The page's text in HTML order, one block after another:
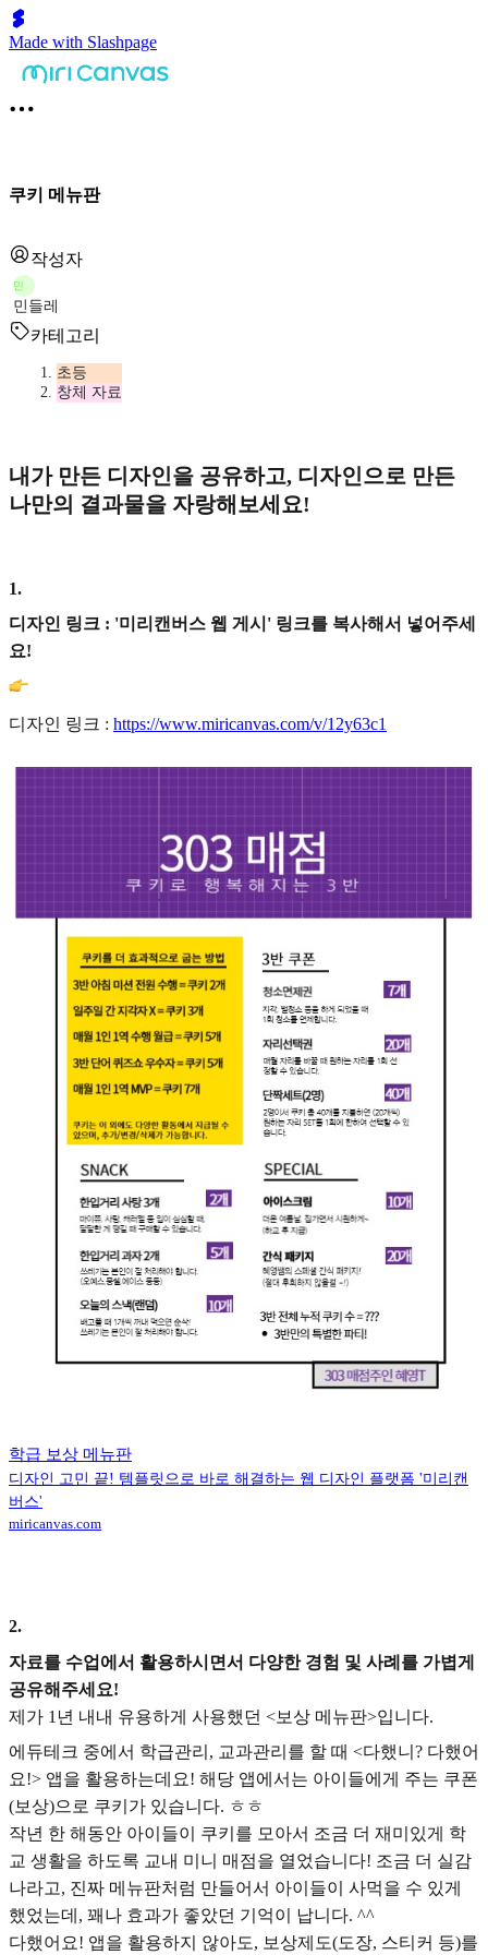
Made with Slashpage
쿠키 메뉴판
작성자
민
민들레
카테고리
초등
창체 자료
내가 만든 디자인을 공유하고, 디자인으로 만든
나만의 결과물을 자랑해보세요!
1.
디자인 링크 : '미리캔버스 웹 게시' 링크를 복사해서 넣어주세
요!
디자인 링크 : https://www.miricanvas.com/v/12y63c1
학급 보상 메뉴판
디자인 고민 끝! 템플릿으로 바로 해결하는 웹 디자인 플랫폼 '미리캔
버스'
miricanvas.com
2.
자료를 수업에서 활용하시면서 다양한 경험 및 사례를 가볍게
공유해주세요!
제가 1년 내내 유용하게 사용했던 <보상 메뉴판>입니다.
에듀테크 중에서 학급관리, 교과관리를 할 때 <다했니? 다했어
요!> 앱을 활용하는데요! 해당 앱에서는 아이들에게 주는 쿠폰
(보상)으로 쿠키가 있습니다. ㅎㅎ
작년 한 해동안 아이들이 쿠키를 모아서 조금 더 재미있게 학
교 생활을 하도록 교내 미니 매점을 열었습니다! 조금 더 실감
나라고, 진짜 메뉴판처럼 만들어서 아이들이 사먹을 수 있게
했었는데, 꽤나 효과가 좋았던 기억이 납니다. ^^
다했어요! 앱을 활용하지 않아도, 보상제도(도장, 스티커 등)를